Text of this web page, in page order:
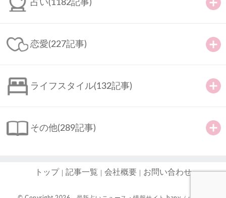
占い(1182記事)
恋愛(227記事)
ライフスタイル(132記事)
その他(289記事)
トップ 記事一覧 会社概要 お問い合わせ